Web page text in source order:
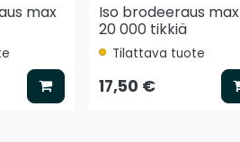
max
Lisää koriin
Iso brodeeraus max
20 000 tikkiä
Tilattava tuote
17,50 €